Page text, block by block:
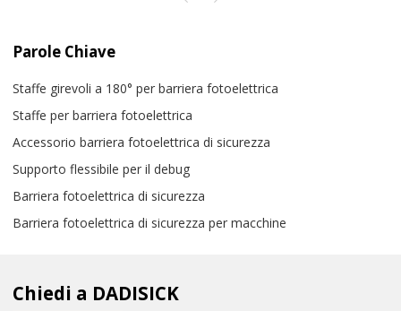
Parole Chiave
Staffe girevoli a 180° per barriera fotoelettrica
Staffe per barriera fotoelettrica
Accessorio barriera fotoelettrica di sicurezza
Supporto flessibile per il debug
Barriera fotoelettrica di sicurezza
Barriera fotoelettrica di sicurezza per macchine
Chiedi a DADISICK